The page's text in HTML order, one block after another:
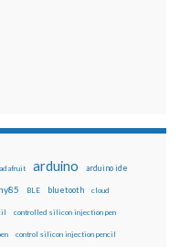
adafruit arduino arduino ide
BLE bluetooth cloud
controlled silicon injection pen
control silicon injection pencil